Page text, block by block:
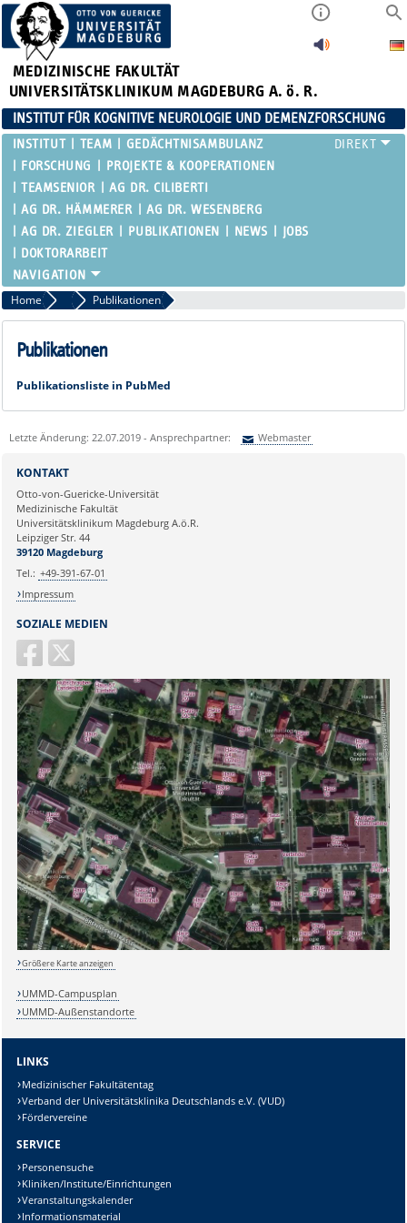
MEDIZINISCHE FAKULTÄT
UNIVERSITÄTSKLINIKUM MAGDEBURG A. ö. R.
INSTITUT FÜR KOGNITIVE NEUROLOGIE UND DEMENZFORSCHUNG
INSTITUT TEAM
GEDÄCHTNISAMBULANZ
FORSCHUNG
PROJEKTE & KOOPERATIONEN
TEAMSENIOR
AG DR. CILIBERTI
AG DR. HÄMMERER
AG DR. WESENBERG
AG DR. ZIEGLER
PUBLIKATIONEN NEWS
JOBS
DOKTORARBEIT
Home Dr. Gabriel Ziegler
Publikationen
Publikationen
Publikationsliste in PubMed
Letzte Änderung: 22.07.2019 - Ansprechpartner: Webmaster
Ihre E-Mailadresse:
Ihr Anliegen:
Sicherheitsabfrage:
Lösung:
SOZIALE MEDIEN
KONTAKT
Otto-von-Guericke-Universität
Medizinische Fakultät
Universitätsklinikum Magdeburg A.ö.R.
Leipziger Str. 44
39120 Magdeburg
Tel.: +49-391-67-01
Impressum
Größere Karte anzeigen
UMMD-Campusplan
UMMD-Außenstandorte
LINKS
Medizinischer Fakultätentag
Verband der Universitätsklinika Deutschlands e.V. (VUD)
Fördervereine
SERVICE
Personensuche
Kliniken/Institute/Einrichtungen
Veranstaltungskalender
Informationsmaterial